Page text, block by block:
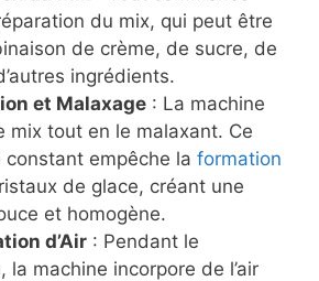
du mix, qui peut être
de crème, de sucre, de
ingrédients.
et Malaxage : La machine
mix tout en le malaxant. Ce
constant empêche la formation
de glace, créant une
et homogène.
d’Air : Pendant le
la machine incorpore de l’air